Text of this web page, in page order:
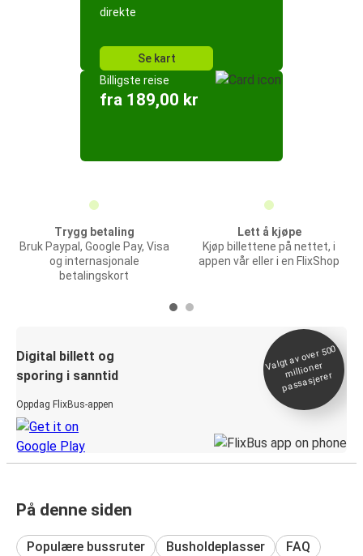
direkte
Se kart
Billigste reise
fra 189,00 kr
Trygg betaling
Bruk Paypal, Google Pay, Visa
og internasjonale
betalingskort
Lett å kjøpe
Kjøp billettene på nettet, i
appen vår eller i en FlixShop
Digital billett og
sporing i sanntid
Oppdag FlixBus-appen
Valgt av over 500
millioner
passasjerer
På denne siden
Populære bussruter Busholdeplasser
FAQ